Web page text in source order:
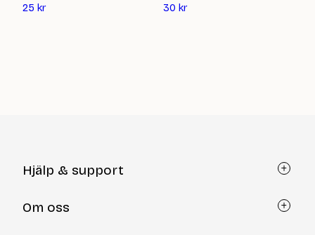
25 krDet
30 krDet
Hjälp & support
Återköp via formulär
Om oss